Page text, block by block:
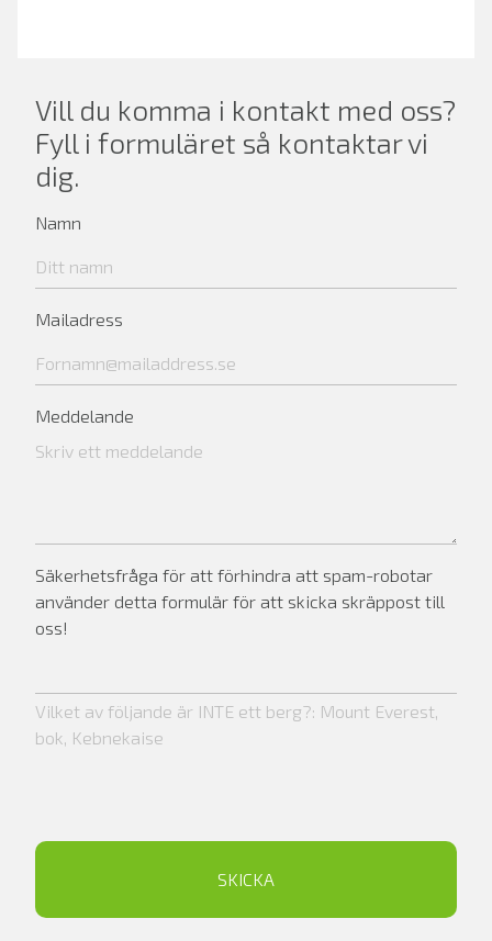
Vill du komma i kontakt med oss?
Fyll i formuläret så kontaktar vi
dig.
Namn
Mailadress
Meddelande
Säkerhetsfråga för att förhindra att spam-robotar
använder detta formulär för att skicka skräppost till
oss!
Vilket av följande är INTE ett berg?: Mount Everest,
bok, Kebnekaise
SKICKA